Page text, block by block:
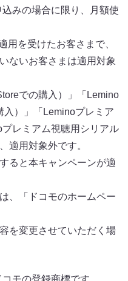
みの場合に限り、月額使
用を受けたお客さまで、
ないお客さまは適用対象
での購入）」「Lemino
）」「Leminoプレミア
レミアム視聴用シリアル
適用対象外です。
ると本キャンペーンが適
、「ドコモのホームペー
を変更させていただく場